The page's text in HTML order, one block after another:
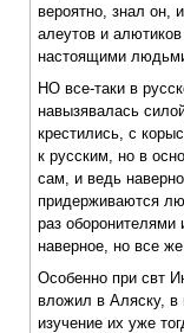
вероятно, знал он,
алеутов и
настоящими
НО все-таки в
навызявалась
крестились, с
к русским, но в
сам, и ведь
придерживаются
раз оборонителями
наверное, но все же.
Особенно при свт
вложил в Аляску, в
изучение их уже